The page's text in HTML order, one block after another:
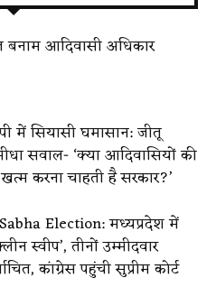
बनाम आदिवासी अधिकार
में सियासी घमासान: जीतू
सवाल- ‘क्या आदिवासियों की
करना चाहती है सरकार?’
Election: मध्यप्रदेश में
स्वीप’, तीनों उम्मीदवार
कांग्रेस पहुंची सुप्रीम कोर्ट